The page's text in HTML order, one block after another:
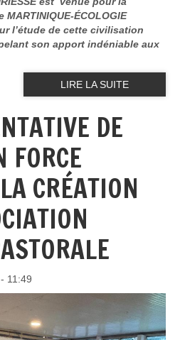
ÉCOLOGIE
l’étude de cette civilisation
son apport indéniable aux
LIRE LA SUITE
DE
FORCE
CRÉATION
11:49